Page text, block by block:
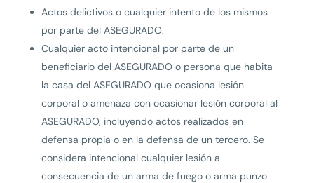
Actos delictivos o cualquier intento de los mismos
por parte del ASEGURADO.
Cualquier acto intencional por parte de un
beneficiario del ASEGURADO o persona que habita
la casa del ASEGURADO que ocasiona lesión
corporal o amenaza con ocasionar lesión corporal al
ASEGURADO, incluyendo actos realizados en
defensa propia o en la defensa de un tercero. Se
considera intencional cualquier lesión a
consecuencia de un arma de fuego o arma punzo